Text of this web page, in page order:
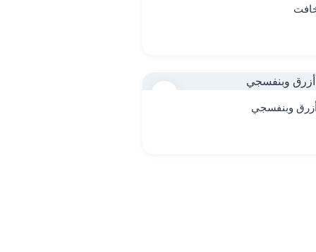
أزرق وبنفسجي